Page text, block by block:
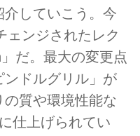
していこう。今
ェンジされたレク
だ。最大の変更点
ンドルグリル」が
質や環境性能な
仕上げられてい